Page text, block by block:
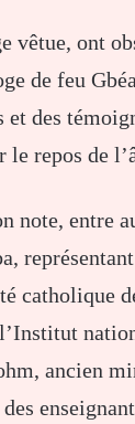
vêtue, ont
de feu
des
repos de
note, entre
catholique
ancien